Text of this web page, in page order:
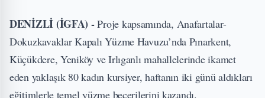
DENİZLİ (İGFA) -Proje kapsamında, Anafartalar-
Dokuzkavaklar Kapalı Yüzme Havuzu’nda Pınarkent,
Küçükdere, Yeniköy ve Irlıganlı mahallelerinde ikamet
eden yaklaşık 80 kadın kursiyer, haftanın iki günü aldıkları
eğitimlerle temel yüzme becerilerini kazandı.